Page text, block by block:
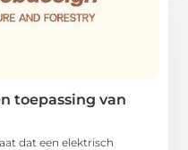
toepassing van
dat een elektrisch